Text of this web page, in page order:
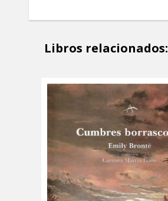
Libros relacionados: